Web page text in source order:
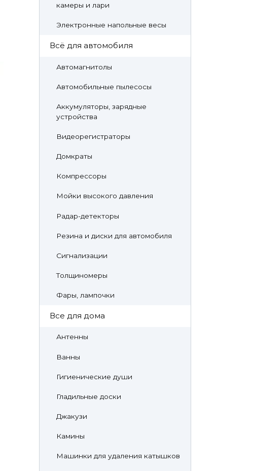
камеры и лари
Электронные напольные весы
Всё для автомобиля
Автомагнитолы
Автомобильные пылесосы
Аккумуляторы, зарядные
устройства
Видеорегистраторы
Домкраты
Компрессоры
Мойки высокого давления
Радар-детекторы
Резина и диски для автомобиля
Сигнализации
Толщиномеры
Фары, лампочки
Все для дома
Антенны
Ванны
Гигиенические души
Гладильные доски
Джакузи
Камины
Машинки для удаления катышков